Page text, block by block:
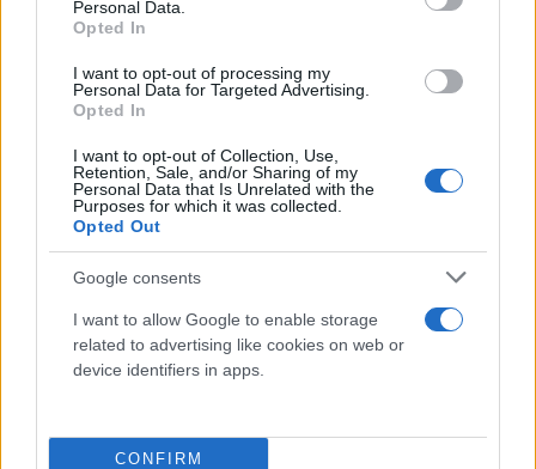
Personal Data.
Opted In
I want to opt-out of processing my
Personal Data for Targeted Advertising.
Opted In
I want to opt-out of Collection, Use,
Retention, Sale, and/or Sharing of my
Personal Data that Is Unrelated with the
Purposes for which it was collected.
Opted Out
Google consents
I want to allow Google to enable storage
related to advertising like cookies on web or
device identifiers in apps.
CONFIRM
Γιάννης Κέμμος